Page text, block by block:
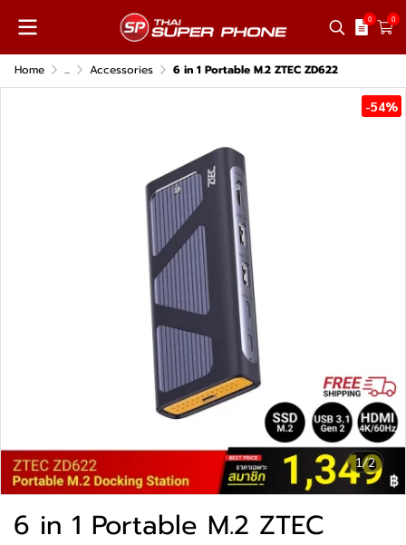
0 0
Home ... Accessories 6 in 1 Portable M.2 ZTEC ZD622
1/2
-54%
6 in 1 Portable M.2 ZTEC